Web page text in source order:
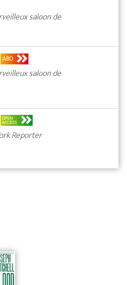
saloon de
ABO
saloon de
OPEN
ACCESS
Reporter